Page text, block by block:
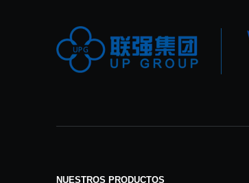
NUESTROS PRODUCTOS